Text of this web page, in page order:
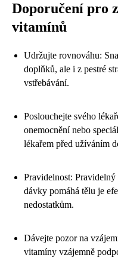
Doporučení pro
vitamínů
Udržujte rovnováhu:
doplňků, ale i z pestré
vstřebávání.
Poslouchejte svého
onemocnění nebo
lékařem před užíváním
Pravidelnost:
dávky pomáhá tělu je
nedostatkům.
Dávejte pozor na
vitamíny vzájemně